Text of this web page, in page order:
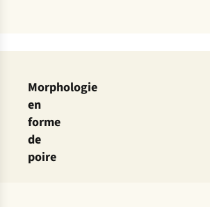
Morphologie
en
forme
de
poire